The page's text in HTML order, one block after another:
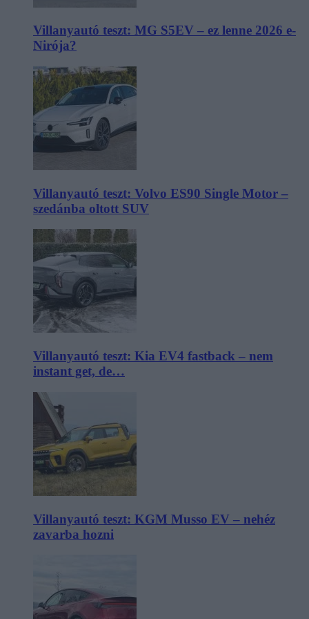
Villanyautó teszt: MG S5EV – ez lenne 2026 e-
Nirója?
Villanyautó teszt: Volvo ES90 Single Motor –
szedánba oltott SUV
Villanyautó teszt: Kia EV4 fastback – nem
instant get, de…
Villanyautó teszt: KGM Musso EV – nehéz
zavarba hozni